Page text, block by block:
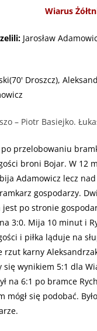
Wiarus
Jarosław
Droszcz),
– Piotr Basiejko.
przelobowaniu
broni Bojar. W 12
Adamowicz lecz
gospodarzy.
jest po stronie
3:0. Mija 10 minut i
i piłka ląduje na
rzut karny
się wynikiem 5:1 dla
na 6:1 po bramce
mógł się podobać.